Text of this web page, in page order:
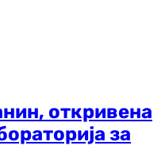
откривена
за